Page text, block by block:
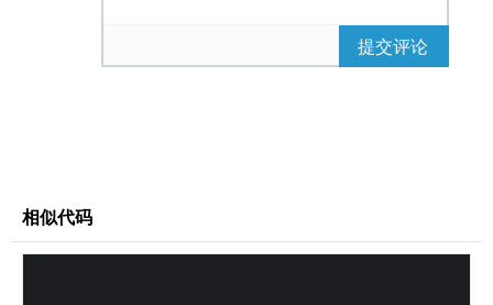
提交评论
相似代码